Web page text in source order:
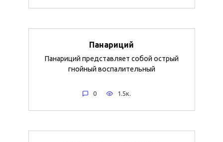
Панариций
Панариций представляет собой острый
гнойный воспалительный
0 1.5к.